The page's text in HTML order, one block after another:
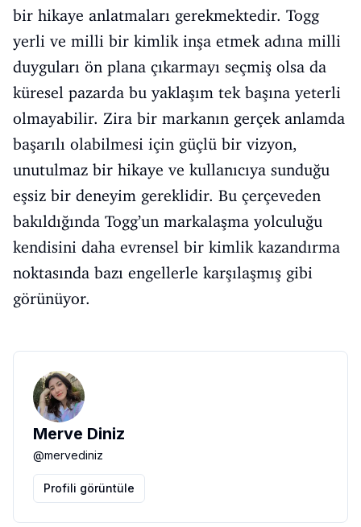
bir hikaye anlatmaları gerekmektedir. Togg
yerli ve milli bir kimlik inşa etmek adına milli
duyguları ön plana çıkarmayı seçmiş olsa da
küresel pazarda bu yaklaşım tek başına yeterli
olmayabilir. Zira bir markanın gerçek anlamda
başarılı olabilmesi için güçlü bir vizyon,
unutulmaz bir hikaye ve kullanıcıya sunduğu
eşsiz bir deneyim gereklidir. Bu çerçeveden
bakıldığında Togg’un markalaşma yolculuğu
kendisini daha evrensel bir kimlik kazandırma
noktasında bazı engellerle karşılaşmış gibi
görünüyor.
Merve Diniz
@mervediniz
Profili görüntüle